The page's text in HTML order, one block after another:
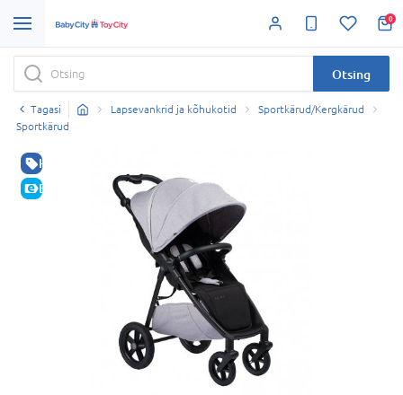
0
Otsing
Tagasi Lapsevankrid ja kõhukotid
Sportkärud/Kergkärud
Sportkärud
HEA HIND
E-HIND